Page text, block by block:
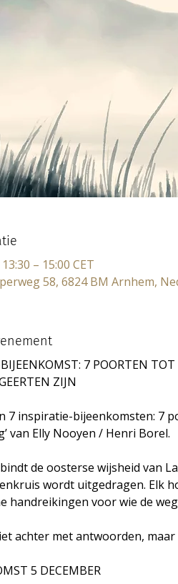
– 15:00 CET
58, 6824 BM Arnhem,
7 POORTEN TOT
ZIJN
7 inspiratie-bijeenkomsten: 7
van Elly Nooyen / Henri Borel.
de oosterse wijsheid van
wordt uitgedragen. Elk
handreikingen voor wie de
achter met antwoorden,
5 DECEMBER